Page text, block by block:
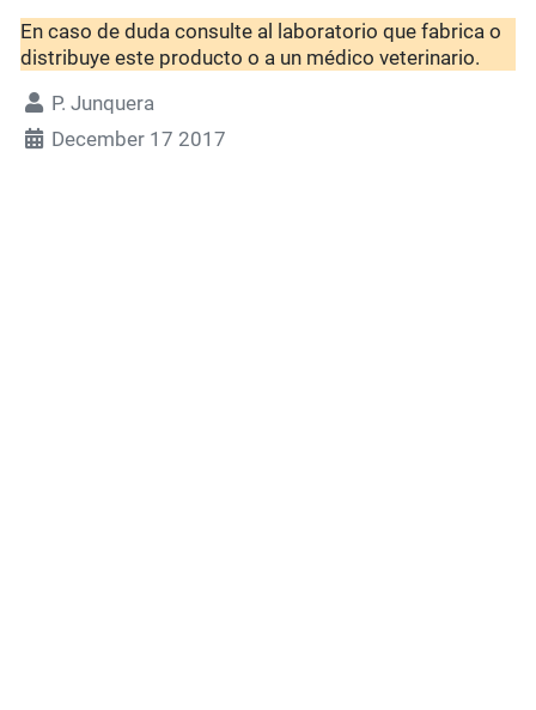
En caso de duda consulte al laboratorio que fabrica o
distribuye este producto o a un médico veterinario.
P. Junquera
December 17 2017